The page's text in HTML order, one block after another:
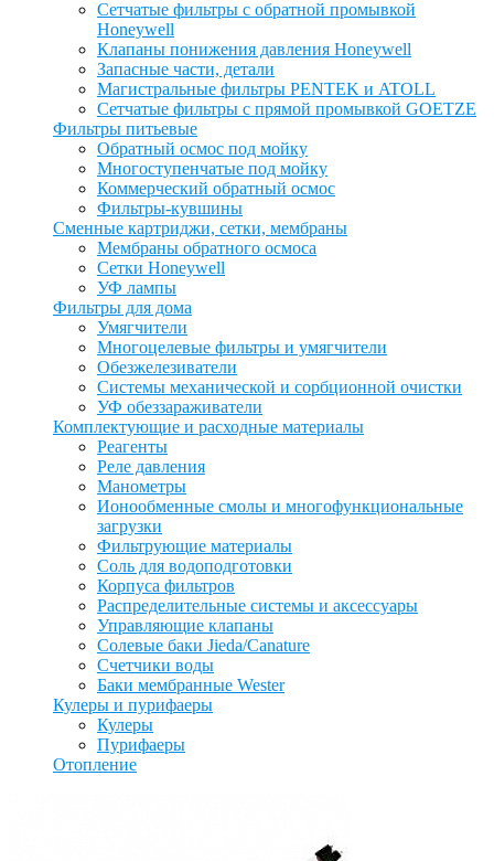
Сетчатые фильтры с обратной промывкой
Honeywell
Клапаны понижения давления Honeywell
Запасные части, детали
Магистральные фильтры PENTEK и ATOLL
Сетчатые фильтры с прямой промывкой GOETZE
Фильтры питьевые
Обратный осмос под мойку
Многоступенчатые под мойку
Коммерческий обратный осмос
Фильтры-кувшины
Сменные картриджи, сетки, мембраны
Мембраны обратного осмоса
Сетки Honeywell
УФ лампы
Фильтры для дома
Умягчители
Многоцелевые фильтры и умягчители
Обезжелезиватели
Системы механической и сорбционной очистки
УФ обеззараживатели
Комплектующие и расходные материалы
Реагенты
Реле давления
Манометры
Ионообменные смолы и многофункциональные
загрузки
Фильтрующие материалы
Соль для водоподготовки
Корпуса фильтров
Распределительные системы и аксессуары
Управляющие клапаны
Солевые баки Jieda/Canature
Счетчики воды
Баки мембранные Wester
Кулеры и пурифаеры
Кулеры
Пурифаеры
Отопление